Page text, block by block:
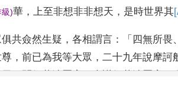
)華 ， 上至非想非非想天 ， 是時世界其
共僉然生疑 ， 各相謂言 ：「 四無所畏、
尊 ， 前已為我等大眾 ， 二十九年說摩訶
天王問般若波羅蜜、光讚般若波羅蜜。